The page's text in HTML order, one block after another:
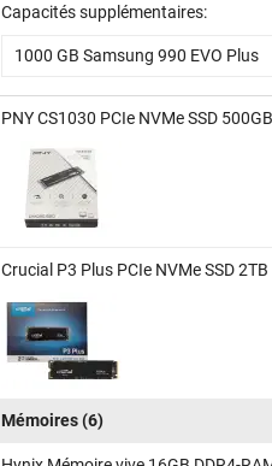
Capacités supplémentaires:
1000 GB Samsung 990 EVO Plus
PNY CS1030 PCIe NVMe SSD
Crucial P3 Plus PCIe NVMe SSD
Mémoires(6)